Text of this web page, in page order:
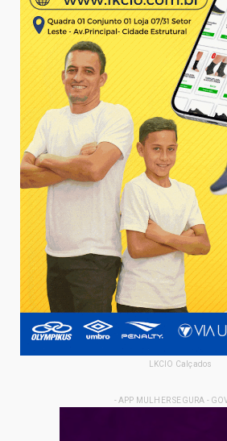
LKCIO Calçados
- APP MULHER SEGURA -